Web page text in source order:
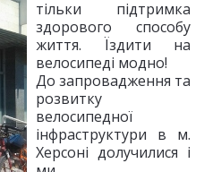
тільки підтримка
здорового способу
життя. Їздити на
велосипеді модно!
До запровадження та
розвитку
велосипедної
інфраструктури в м.
Херсоні долучилися і